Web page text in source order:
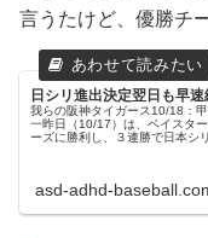
言うたけど、優勝チ
日シリ進出決定翌日も早速
我らの阪神タイガース10/18：
一昨日（10/17）は、ベイスタ
ーズに勝利し、３連勝で日本シ
asd-adhd-